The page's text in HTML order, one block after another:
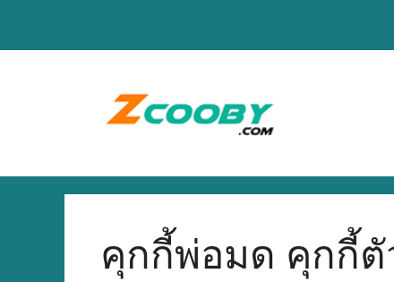
คุกกี้พ่อมด คุกกี้ตั